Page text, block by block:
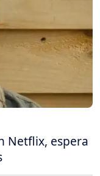
Netflix, espera